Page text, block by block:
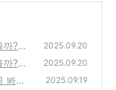
까?
2025.09.20
까?
2025.09.20
봐야
2025.09.19